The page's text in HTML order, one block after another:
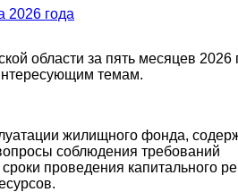
области за пять месяцев 2026
темам.
жилищного фонда,
соблюдения требований
проведения капитального